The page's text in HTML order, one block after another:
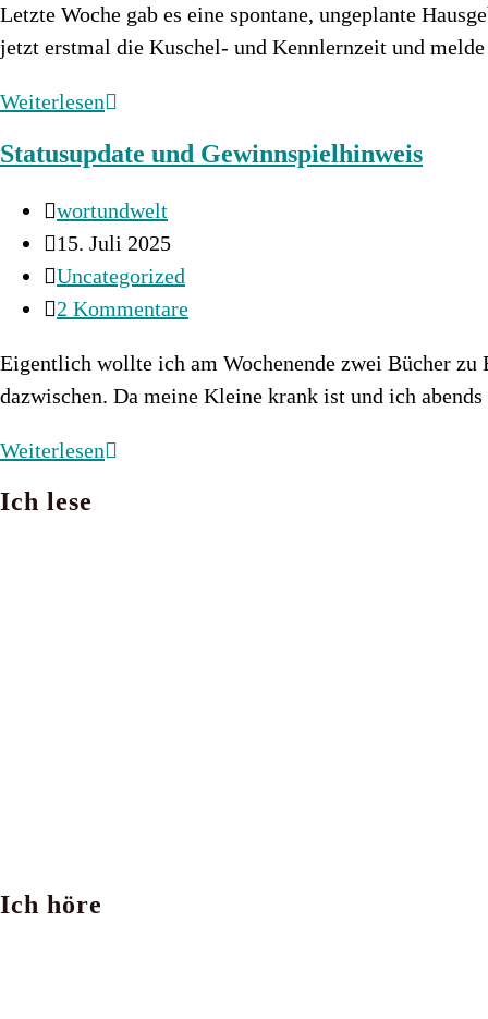
Letzte Woche gab es eine spontane, ungeplante
jetzt erstmal die Kuschel- und Kennlernzeit und
WeiterlesenKleine
Statusupdate und Gewinnspielhinweis
Beitrags-
Autor:
wortundwelt
Beitrag
veröffentlicht:
15. Juli 2025
Beitrags-
Kategorie:
Uncategorized
Beitrags-
2 Kommentare
Eigentlich wollte ich am Wochenende zwei Bücher zu
dazwischen. Da meine Kleine krank ist und ich
WeiterlesenStatusupdate
Ich lese
Ich höre